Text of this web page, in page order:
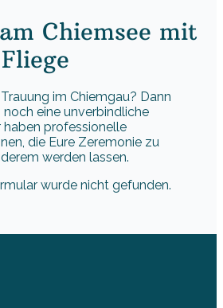
Chiemsee mit
im Chiemgau? Dann
eine unverbindliche
haben professionelle
die Eure Zeremonie zu
werden lassen.
wurde nicht gefunden.